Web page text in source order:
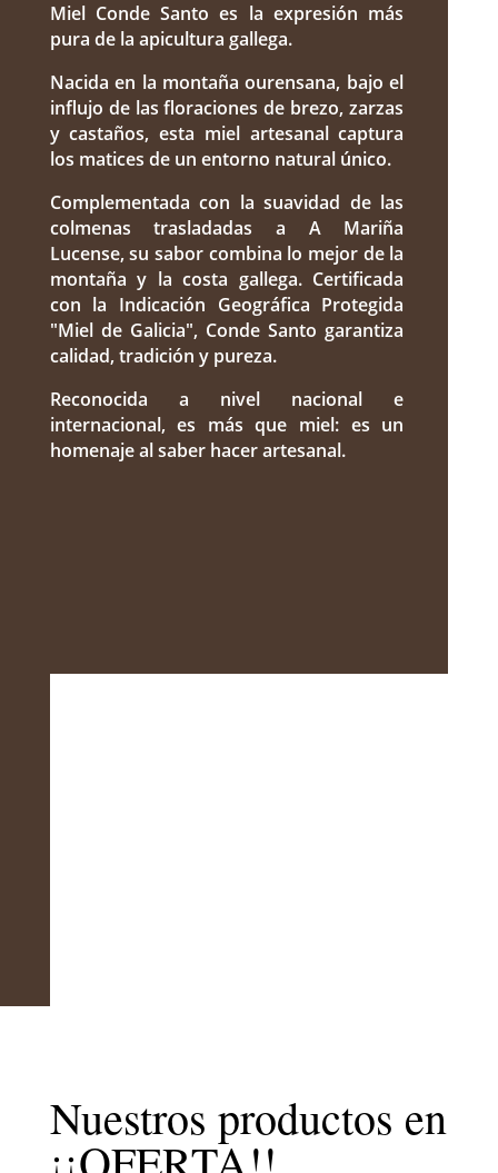
Miel Conde Santo es la expresión más
pura de la apicultura gallega.
Nacida en la montaña ourensana, bajo el
influjo de las floraciones de brezo, zarzas
y castaños, esta miel artesanal captura
los matices de un entorno natural único.
Complementada con la suavidad de las
colmenas trasladadas a A Mariña
Lucense, su sabor combina lo mejor de la
montaña y la costa gallega. Certificada
con la Indicación Geográfica Protegida
"Miel de Galicia", Conde Santo garantiza
calidad, tradición y pureza.
Reconocida a nivel nacional e
internacional, es más que miel: es un
homenaje al saber hacer artesanal.
Nuestros productos en